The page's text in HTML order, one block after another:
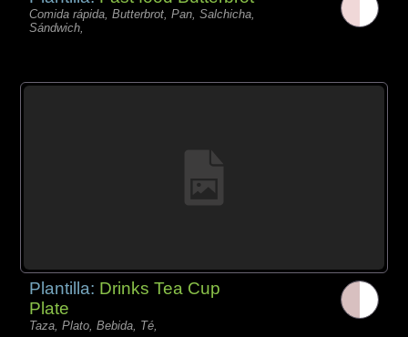
Comida rápida, Butterbrot, Pan, Salchicha,
Sándwich,
Plantilla: Drinks Tea Cup
Plate
Taza, Plato, Bebida, Té,